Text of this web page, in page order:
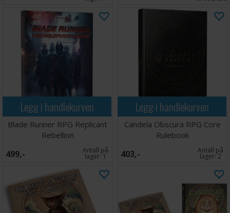
Legg i handlekurven
Blade Runner RPG Replicant
Rebellion
499,- Antall på
lager:1
Legg i handlekurven
Candela Obscura RPG Core
Rulebook
403,- Antall på
lager:2